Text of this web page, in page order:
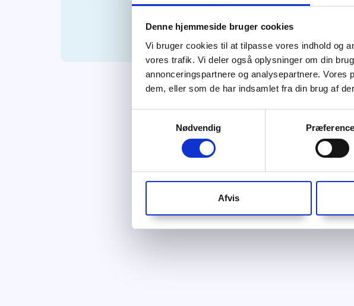
Denne hjemmeside bruger cookies
Vi bruger cookies til at tilpasse vores indhold og
vores trafik. Vi deler også oplysninger om din
annonceringspartnere og analysepartnere.
dem, eller som de har indsamlet fra din brug af
Nødvendig
Afvis